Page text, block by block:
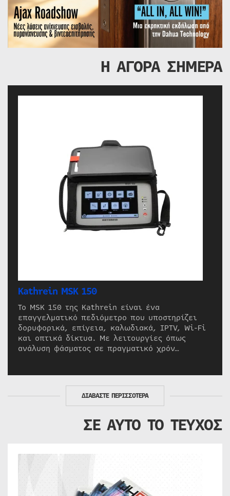
Η ΑΓΟΡΑ ΣΗΜΕΡΑ
Kathrein MSK 150
Το MSK 150 της Kathrein είναι ένα
επαγγελματικό πεδιόμετρο που υποστηρίζει
δορυφορικά, επίγεια, καλωδιακά, IPTV, Wi-Fi
και οπτικά δίκτυα. Με λειτουργίες όπως
ανάλυση φάσματος σε πραγματικό χρόν…
ΔΙΑΒΑΣΤΕ ΠΕΡΙΣΣΟΤΕΡΑ
ΣΕ ΑΥΤΟ ΤΟ ΤΕΥΧΟΣ